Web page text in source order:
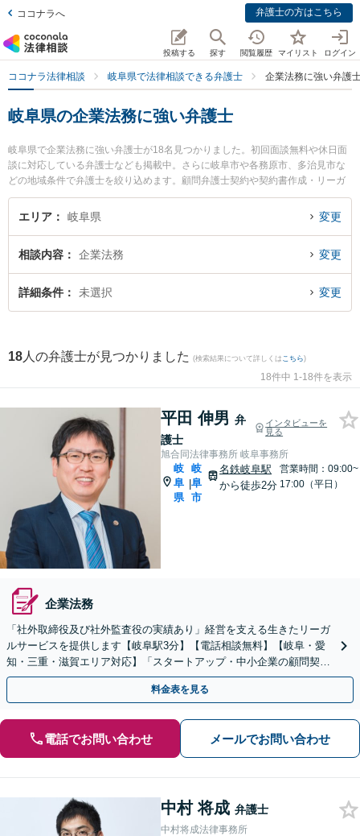
ココナラへ 弁護士の方はこちら
投稿する 探す 閲覧履歴 マイリスト ログイン
ココナラ法律相談 岐阜県で法律相談できる弁護士 企業法務に強い弁護
岐阜県の企業法務に強い弁護士
岐阜県で企業法務に強い弁護士が18名見つかりました。初回面談無料や休日面
談に対応している弁護士なども掲載中。さらに岐阜市や各務原市、多治見市な
どの地域条件で弁護士を絞り込めます。顧問弁護士契約や契約書作成・リーガ
ルチェック、雇用契約書・就業規則作成等の細かな分野での絞り込み検索もで
き便利です。特に旭合同法律事務所 岐阜事務所の平田 伸男弁護士や中村将成法
間に発生した企業法務のトラブルを今すぐに弁護士に相談したい』『企業法務
のトラブル解決の実績豊富な近くの弁護士を検索したい』『初回相談無料で企
業法務を法律相談できる岐阜県内の弁護士に相談予約したい』などでお困りの
エリア 岐阜県 変更
相談内容 企業法務 変更
詳細条件 未選択 変更
18 人の弁護士が見つかりました (検索結果について詳しくは こちら)
18件中 1-18件を表示
平田 伸男 弁
護士
インタビューを
見る
旭合同法律事務所 岐阜事務所
岐
阜
県
|
岐
阜
市
名鉄岐阜駅
から徒歩2分
営業時間：09:00~
17:00（平日）
企業法務
「社外取締役及び社外監査役の実績あり」経営を支える生きたリーガ
ルサービスを提供します【岐阜駅3分】【電話相談無料】【岐阜・愛
知・三重・滋賀エリア対応】「スタートアップ・中小企業の顧問契約
対応」中古車販売・ブライダル業界・製造業・人材派遣など
料金表を見る
電話でお問い合わせ メールでお問い合わせ
中村 将成 弁護士
中村将成法律事務所